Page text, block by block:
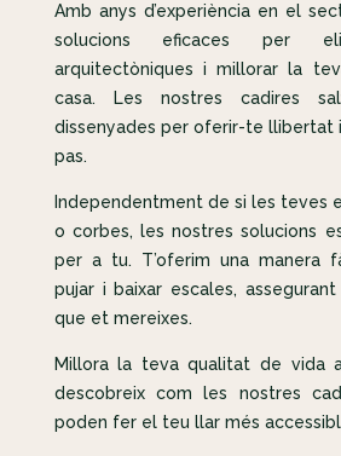
Amb anys d’experiència en el
solucions eficaces per
arquitectòniques i millorar la
casa. Les nostres cadires
dissenyades per oferir-te llibertat
pas.
Independentment de si les teves
o corbes, les nostres solucions
per a tu. T’oferim una manera
pujar i baixar escales,
que et mereixes.
Millora la teva qualitat de vida
descobreix com les nostres
poden fer el teu llar més